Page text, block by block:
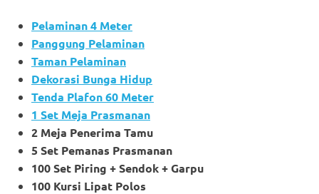
Pelaminan 4 Meter
Panggung Pelaminan
Taman Pelaminan
Dekorasi Bunga Hidup
Tenda Plafon 60 Meter
1 Set Meja Prasmanan
2 Meja Penerima Tamu
5 Set Pemanas Prasmanan
100 Set Piring + Sendok + Garpu
100 Kursi Lipat Polos